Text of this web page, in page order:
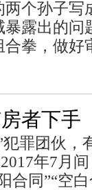
个孙子写
露出的问
拳，做好
者下手
罪团伙，
年7月
合同”“空